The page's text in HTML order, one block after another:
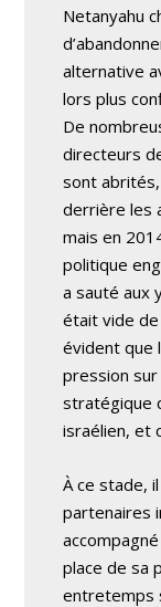
Netanyahu
alternative
lors plus
De
directeurs
sont
derrière les
mais en
politique
a sauté aux
était vide
évident que
pression
stratégique
israélien, et
À ce stade,
partenaires
place de sa
entretemps